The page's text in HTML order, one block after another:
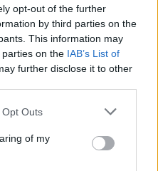
opt-out of the further
by third parties on the
This information may
on the IAB’s List of
further disclose it to other
Outs
of my